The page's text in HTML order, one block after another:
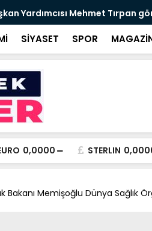
Yılmaz: Nitelikli İnsan
SİYASET SPOR
0,0000 STERLIN
Bakanı Memişoğlu Dünya Sağlık